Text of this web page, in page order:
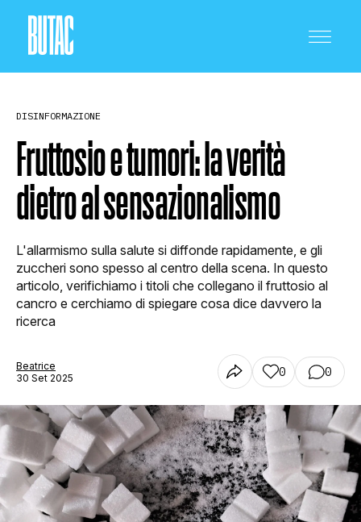
CRONACA E POLITICA
SCIENZA E TECNOLOGIA
SALUTE E MEDICINA
STORIA E CITAZIONI
INTRATTENIMENTO
COMPLOTTI, LEGGENDE URBANE ED
DISINFORMAZIONE
Fruttosio e tumori: la verità
dietro al sensazionalismo
L'allarmismo sulla salute si diffonde rapidamente, e gli
zuccheri sono spesso al centro della scena. In questo
articolo, verifichiamo i titoli che collegano il fruttosio al
cancro e cerchiamo di spiegare cosa dice davvero la
ricerca
Beatrice
30 Set 2025
0 0